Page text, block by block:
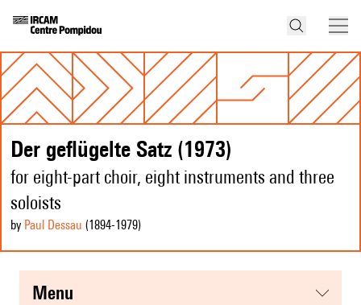
Der geflügelte Satz (1973)
for eight-part choir, eight instruments and three
soloists
by Paul Dessau (1894-1979)
menu